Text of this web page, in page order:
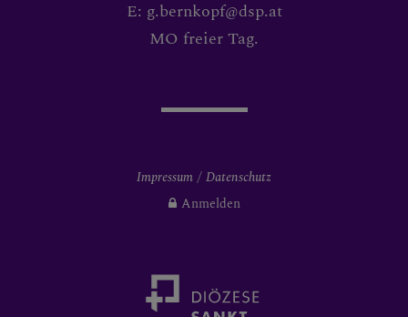
E: g.bernkopf@dsp.at
MO freier Tag.
Impressum
Datenschutz
Anmelden